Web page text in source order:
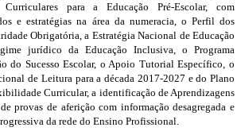
para a Educação Pré-Escolar, com
e estratégias na área da numeracia, o Perfil dos
Obrigatória, a Estratégia Nacional de Educação
jurídico da Educação Inclusiva, o Programa
do Sucesso Escolar, o Apoio Tutorial Específico, o
de Leitura para a década 2017-2027 e do Plano
Curricular, a identificação de Aprendizagens
provas de aferição com informação desagregada e
da rede do Ensino Profissional.